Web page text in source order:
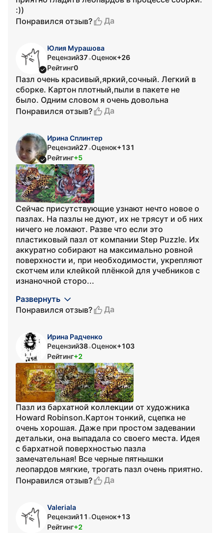
:))
Понравился отзыв?
Да
Юлия Мурашова
Рецензий37•Оценок+26
Рейтинг0
Пазл очень красивый,яркий,сочный. Легкий в
сборке. Картон плотный,пыли в пакете не
было. Одним словом я очень довольна
Понравился отзыв?
Да
Ирина Сплинтер
Рецензий27•Оценок+131
Рейтинг+5
Сейчас присутствующие узнают нечто новое о
пазлах. На пазлы не дуют, их не трясут и об них
ничего не ломают. Разве что если это
пластиковый пазл от компании Step Puzzle. Их
аккуратно собирают на максимально ровной
поверхности и, при необходимости, укрепляют
скотчем или клейкой плёнкой для учебников с
изнаночной сторо...
Развернуть
Понравился отзыв?
Да
Ирина Радченко
Рецензий38•Оценок+103
Рейтинг+2
Пазл из бархатной коллекции от художника
Howard Robinson.Картон тонкий, сцепка не
очень хорошая. Даже при простом задевании
детальки, она выпадала со своего места. Идея
с бархатной поверхностью пазла
замечательная! Все черные пятнышки
леопардов мягкие, трогать пазл очень приятно.
Понравился отзыв?
Да
Valeriala
Рецензий11 •Оценок+13
Рейтинг+2